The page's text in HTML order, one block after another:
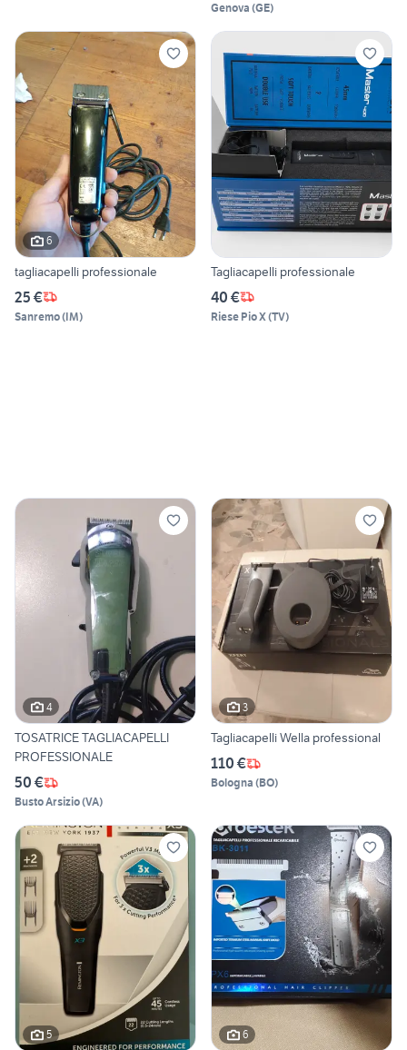
Genova (GE)
6
tagliacapelli professionale
25 €
Sanremo(IM)
Tagliacapelli professionale
40 €
Riese Pio X(TV)
4
TOSATRICE TAGLIACAPELLI
PROFESSIONALE
50 €
Busto Arsizio(VA)
3
Tagliacapelli Wella professional
110 €
Bologna (BO)
5 6